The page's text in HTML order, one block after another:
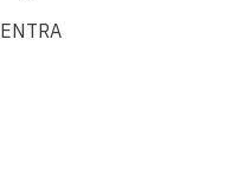
ENTRA